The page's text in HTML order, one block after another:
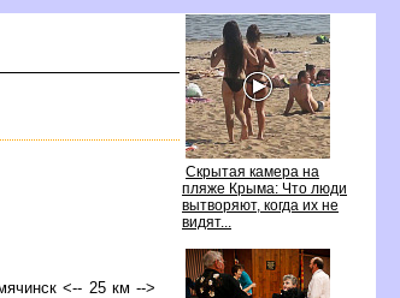
Скрытая камера на
пляже Крыма: Что люди
ытворяют, когда их не
идят...
<-- 25 км -->